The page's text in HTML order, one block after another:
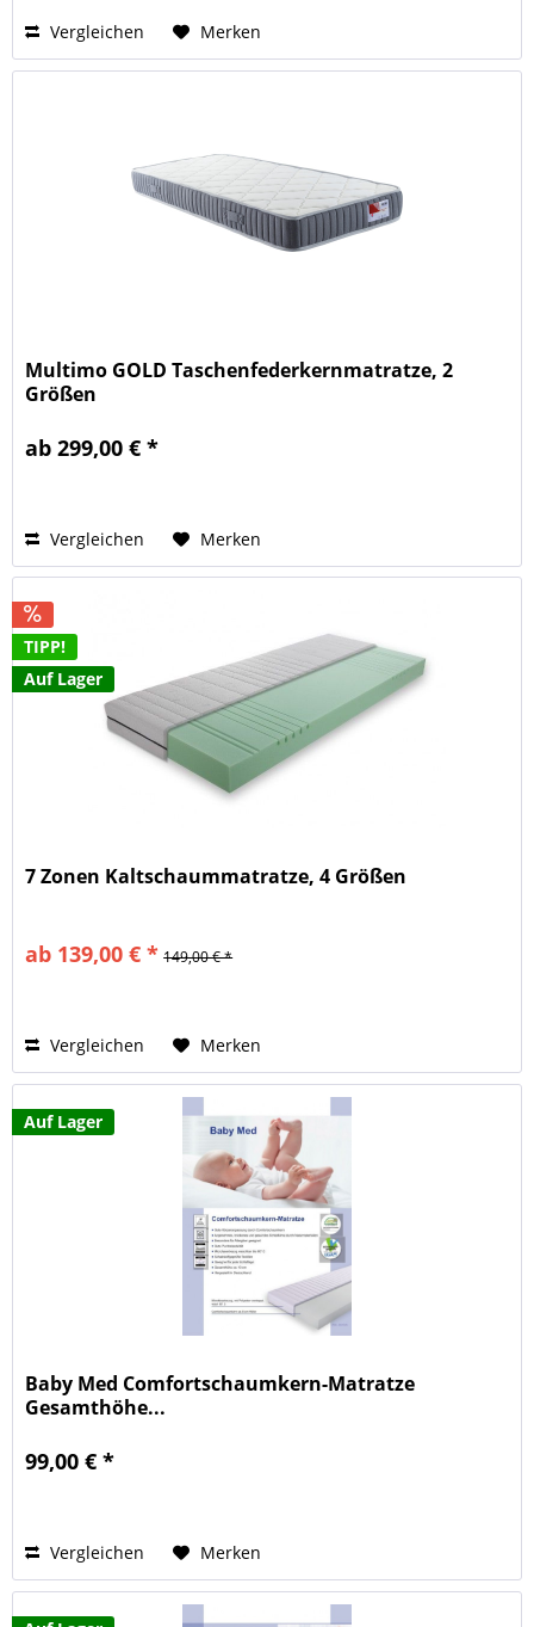
Vergleichen Merken
Multimo GOLD Taschenfederkernmatratze, 2
Größen
ab 299,00 € *
Vergleichen Merken
TIPP!
Auf Lager
7 Zonen Kaltschaummatratze, 4 Größen
ab 139,00 € * 149,00 € *
Vergleichen Merken
Auf Lager
Baby Med Comfortschaumkern-Matratze
Gesamthöhe...
99,00 € *
Vergleichen Merken